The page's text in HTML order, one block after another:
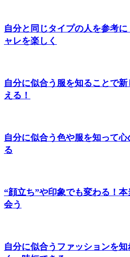
自分と同じタイプの人を参考
ャレを楽しく
自分に似合う服を知ることで
える！
自分に似合う色や服を知って
る
“顔立ち”や印象でも変わる！
会う
自分に似合うファッションを